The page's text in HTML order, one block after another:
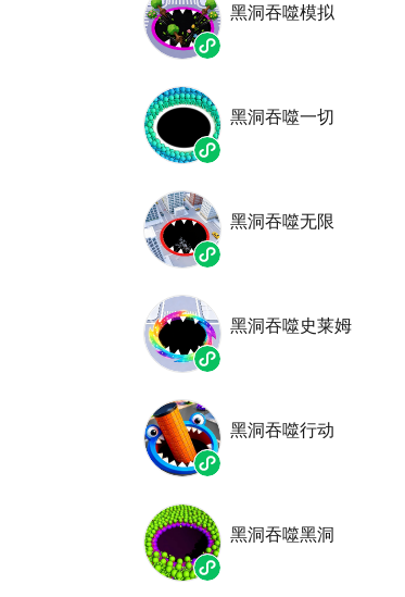
黑洞吞噬模拟
黑洞吞噬一切
黑洞吞噬无限
黑洞吞噬史莱姆
黑洞吞噬行动
黑洞吞噬黑洞